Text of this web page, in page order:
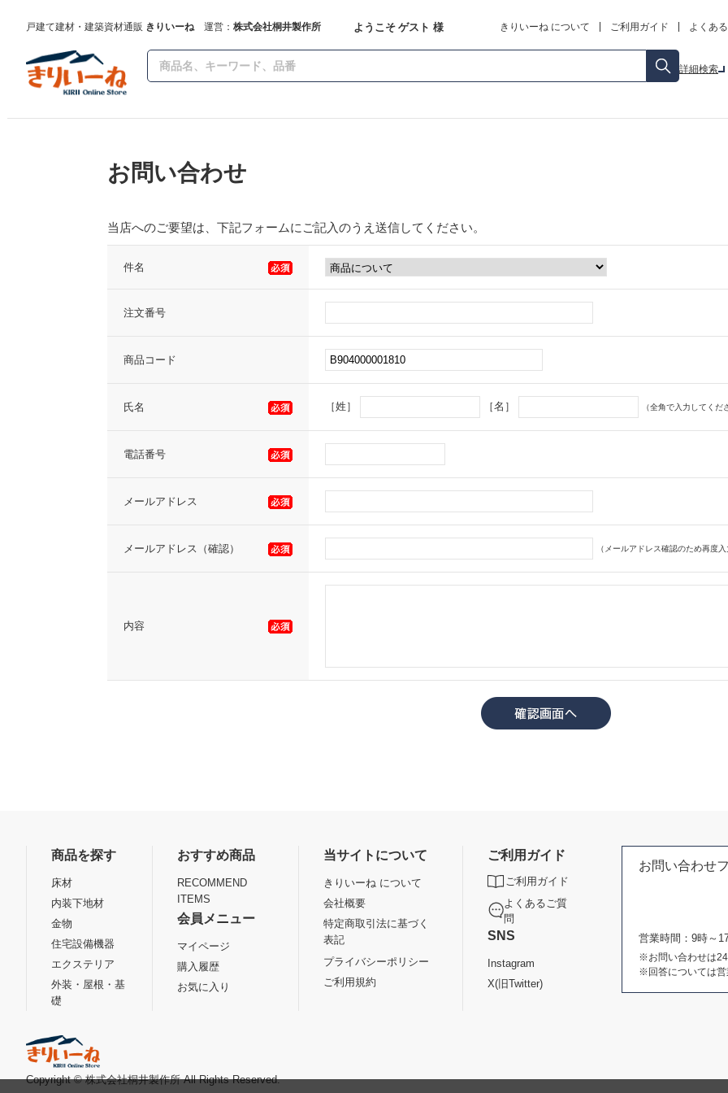
戸建て建材・建築資材通販 きりいーね運営： 株式会社桐井製作所 ようこそ ゲスト 様 きりいーね について ご利用ガイド よくあ
詳細検索
お問い合わせ
当店へのご要望は、下記フォームにご記入のうえ送信してください。
件名
注文番号
商品コード
氏名 ［姓］ ［名］ （全角で入力してくだ
電話番号
メールアドレス
メールアドレス（確認） （メールアドレス確認のため再度
内容
商品を探す
床材
内装下地材
金物
住宅設備機器
エクステリア
外装・屋根・基
礎
おすすめ商品
RECOMMEND
ITEMS
会員メニュー
マイページ
購入履歴
お気に入り
当サイトについて
きりいーね について
会社概要
特定商取引法に基づく
表記
プライバシーポリシー
ご利用規約
ご利用ガイド
ご利用ガイド
よくあるご質
問
SNS
Instagram
X(旧Twitter)
Copyright © 株式会社桐井製作所 All Rights Reserved.
お問い合わせ
営業時間：9時～
※お問い合わせは24
※回答については営